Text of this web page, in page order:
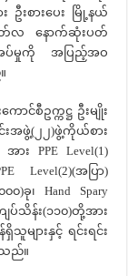
ဦးစားပေး မြို့နယ်
တ်လ နောက်ဆုံးပတ်
ပ်မှုကို အပြည့်အဝ
စီဥက္ကဋ္ဌ ဦးမျိုး
ဖွဲ့(၂၂)ဖွဲ့ကိုယ်စား
PPE Level(1)
Level(2)(အပြာ)
)ခု၊ Hand Spary
ျပ်သိန်း(၁၁၀)တို့အား
ျားနှင့် ရင်းရင်း
သည်။